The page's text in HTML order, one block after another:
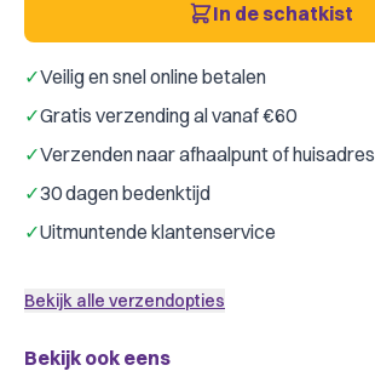
In de schatkist
✓Veilig en snel online betalen
✓Gratis verzending al vanaf €60
✓Verzenden naar afhaalpunt of huisadres
✓30 dagen bedenktijd
✓Uitmuntende klantenservice
Bekijk alle verzendopties
Bekijk ook eens